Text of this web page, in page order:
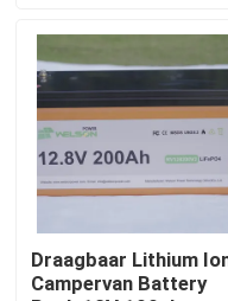
12V lifepo4-batterij
de Batterij van 48V
LiFePO4 Powerwall
Draagbaar Lithium
Campervan Battery